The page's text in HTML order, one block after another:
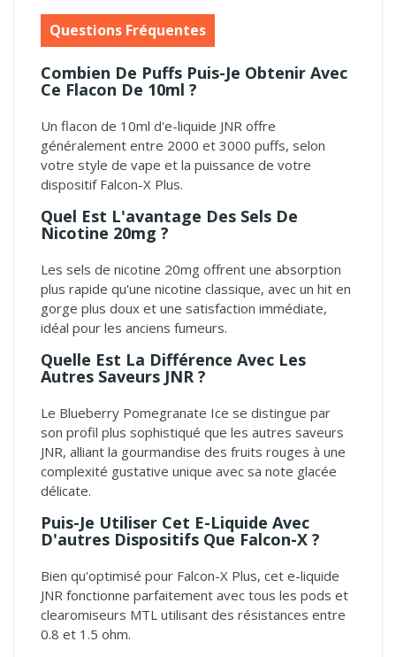
Questions Fréquentes
Combien De Puffs Puis-Je Obtenir Avec
Ce Flacon De 10ml ?
Un flacon de 10ml d'e-liquide JNR offre
généralement entre 2000 et 3000 puffs, selon
votre style de vape et la puissance de votre
dispositif Falcon-X Plus.
Quel Est L'avantage Des Sels De
Nicotine 20mg ?
Les sels de nicotine 20mg offrent une absorption
plus rapide qu'une nicotine classique, avec un hit en
gorge plus doux et une satisfaction immédiate,
idéal pour les anciens fumeurs.
Quelle Est La Différence Avec Les
Autres Saveurs JNR ?
Le Blueberry Pomegranate Ice se distingue par
son profil plus sophistiqué que les autres saveurs
JNR, alliant la gourmandise des fruits rouges à une
complexité gustative unique avec sa note glacée
délicate.
Puis-Je Utiliser Cet E-Liquide Avec
D'autres Dispositifs Que Falcon-X ?
Bien qu'optimisé pour Falcon-X Plus, cet e-liquide
JNR fonctionne parfaitement avec tous les pods et
clearomiseurs MTL utilisant des résistances entre
0.8 et 1.5 ohm.